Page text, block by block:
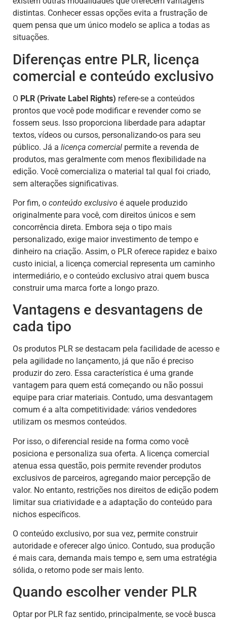
distintas. Conhecer essas opções evita a frustração de
quem pensa que um único modelo se aplica a todas as
situações.
Diferenças entre PLR, licença
comercial e conteúdo exclusivo
O PLR (Private Label Rights) refere-se a conteúdos
prontos que você pode modificar e revender como se
fossem seus. Isso proporciona liberdade para adaptar
textos, vídeos ou cursos, personalizando-os para seu
público. Já a licença comercial permite a revenda de
produtos, mas geralmente com menos flexibilidade na
edição. Você comercializa o material tal qual foi criado,
sem alterações significativas.
Por fim, o conteúdo exclusivo é aquele produzido
originalmente para você, com direitos únicos e sem
concorrência direta. Embora seja o tipo mais
personalizado, exige maior investimento de tempo e
dinheiro na criação. Assim, o PLR oferece rapidez e baixo
custo inicial, a licença comercial representa um caminho
intermediário, e o conteúdo exclusivo atrai quem busca
construir uma marca forte a longo prazo.
Vantagens e desvantagens de
cada tipo
Os produtos PLR se destacam pela facilidade de acesso e
pela agilidade no lançamento, já que não é preciso
produzir do zero. Essa característica é uma grande
vantagem para quem está começando ou não possui
equipe para criar materiais. Contudo, uma desvantagem
comum é a alta competitividade: vários vendedores
utilizam os mesmos conteúdos.
Por isso, o diferencial reside na forma como você
posiciona e personaliza sua oferta. A licença comercial
atenua essa questão, pois permite revender produtos
exclusivos de parceiros, agregando maior percepção de
valor. No entanto, restrições nos direitos de edição podem
limitar sua criatividade e a adaptação do conteúdo para
nichos específicos.
O conteúdo exclusivo, por sua vez, permite construir
autoridade e oferecer algo único. Contudo, sua produção
é mais cara, demanda mais tempo e, sem uma estratégia
sólida, o retorno pode ser mais lento.
Quando escolher vender PLR
Optar por PLR faz sentido, principalmente, se você busca